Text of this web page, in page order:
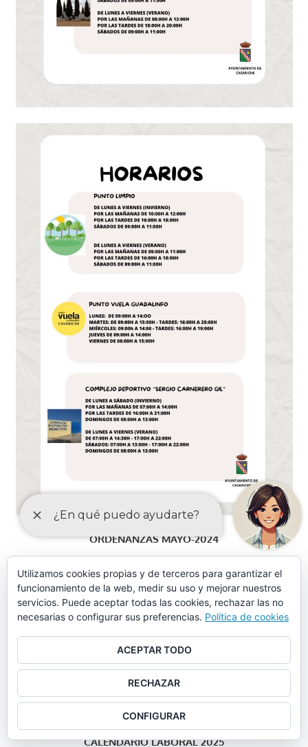
ORDENANZAS MAYO-2024
Ordenanza piscina municipal, instalaciones deportivas y
otros servicios similares (aprobación provisional)
Ordenanza piscina municipal, instalaciones deportivas y
otros servicios similares (tasas)
Ordenanza municipal de limpieza (aprobación provisional)
CALENDARIO LABORAL 2025
Utilizamos cookies propias y de terceros para garantizar el
funcionamiento de la web, medir su uso y mejorar nuestros
servicios. Puede aceptar todas las cookies, rechazar las no
necesarias o configurar sus preferencias. Política de cookies
ACEPTAR TODO
RECHAZAR
CONFIGURAR